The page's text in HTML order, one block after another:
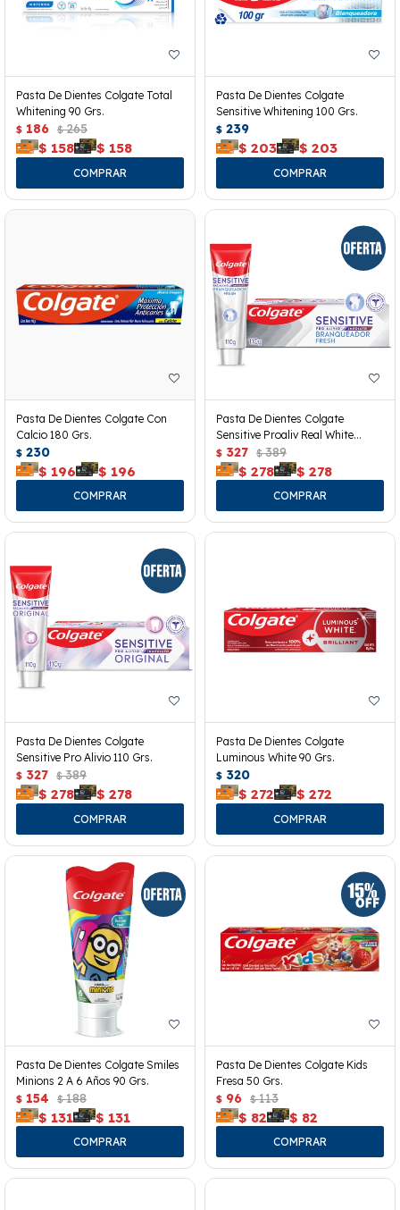
Pasta De Dientes Colgate Total
Whitening 90 Grs.
$ 186 $ 265
$ 158 $ 158
Pasta De Dientes Colgate
Sensitive Whitening 100 Grs.
$ 239
$ 203 $ 203
Pasta De Dientes Colgate Con
Calcio 180 Grs.
$ 230
$ 196 $ 196
Pasta De Dientes Colgate
Sensitive Proaliv Real White
110grs
$ 327 $ 389
$ 278 $ 278
Pasta De Dientes Colgate
Sensitive Pro Alivio 110 Grs.
$ 327 $ 389
$ 278 $ 278
Pasta De Dientes Colgate
Luminous White 90 Grs.
$ 320
$ 272 $ 272
Pasta De Dientes Colgate Smiles
Minions 2 A 6 Años 90 Grs.
$ 154 $ 188
$ 131 $ 131
Pasta De Dientes Colgate Kids
Fresa 50 Grs.
$ 96 $ 113
$ 82 $ 82